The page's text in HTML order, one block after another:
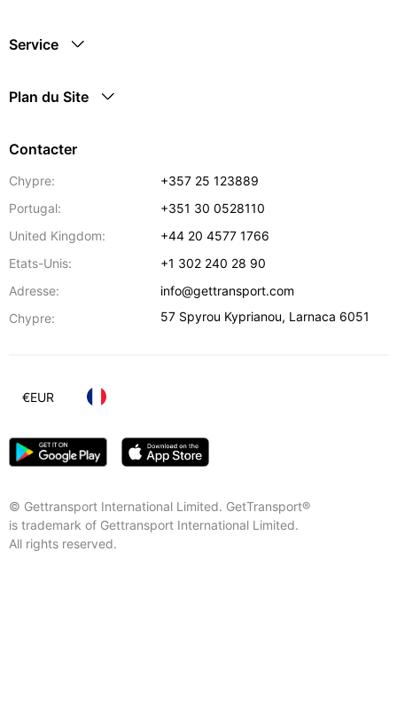
Service
Plan du Site
Contacter
Chypre:
+357 25 123889
Portugal:
+351 30 0528110
United Kingdom:
+44 20 4577 1766
Etats-Unis:
+1 302 240 28 90
Adresse:
info@gettransport.com
Chypre:
57 Spyrou Kyprianou, Larnaca 6051
© Gettransport International Limited. GetTransport®
is trademark of Gettransport International Limited.
All rights reserved.
€EUR